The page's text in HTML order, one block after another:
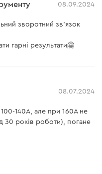
08.09.2024
зворотний зв'язок
гарні результати🤗
08.07.2024
140А, але при 160А не
30 років роботи), погане